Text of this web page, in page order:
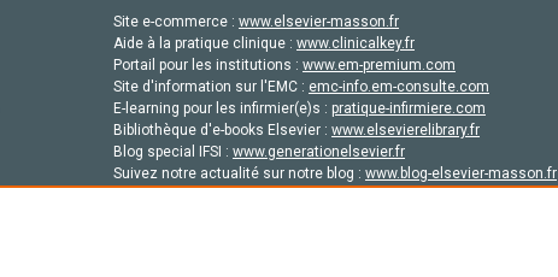
Site e-commerce : www.elsevier-masson.fr
Aide à la pratique clinique : www.clinicalkey.fr
Portail pour les institutions : www.em-premium.com
Site d'information sur l'EMC : emc-info.em-consulte.com
E-learning pour les infirmier(e)s : pratique-infirmiere.com
Bibliothèque d'e-books Elsevier : www.elsevierelibrary.fr
Blog special IFSI : www.generationelsevier.fr
Suivez notre actualité sur notre blog : www.blog-elsevier-masson.fr